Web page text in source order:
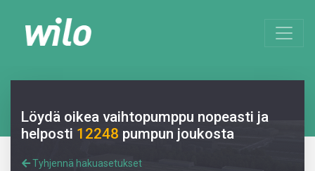
Löydä oikea vaihtopumppu nopeasti ja
helposti 12248 pumpun joukosta
Tyhjennä hakuasetukset